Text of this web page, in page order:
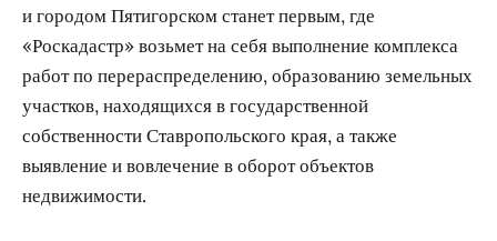
и городом Пятигорском станет первым, где
«Роскадастр» возьмет на себя выполнение комплекса
работ по перераспределению, образованию земельных
участков, находящихся в государственной
собственности Ставропольского края, а также
выявление и вовлечение в оборот объектов
недвижимости.